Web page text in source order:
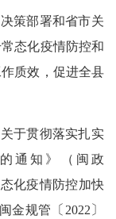
策部署和省市关
态化疫情防控和
质效，促进全县
于贯彻落实扎实
通知》（闽政
化疫情防控加快
金规管 〔 2022〕